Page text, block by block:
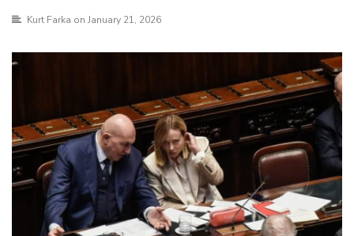
Kurt Farka on January 21, 2026